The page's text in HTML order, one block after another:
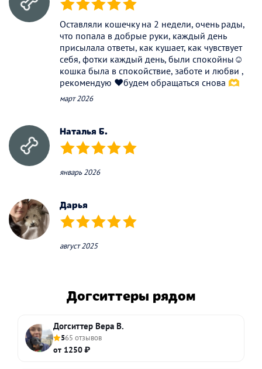
(*) (*) (*) (*) (*)
Оставляли кошечку на 2 недели, очень рады,
что попала в добрые руки, каждый день
присылала ответы, как кушает, как чувствует
себя, фотки каждый день, были спокойны☺️
кошка была в спокойствие, заботе и любви ,
рекомендую ❤️будем обращаться снова 🫶
март 2026
Наталья Б.
(*) (*) (*) (*) (*)
январь 2026
Дарья
(*) (*) (*) (*) (*)
август 2025
Догситтеры рядом
Догситтер Вера В.
565 отзывов
от 1250 ₽